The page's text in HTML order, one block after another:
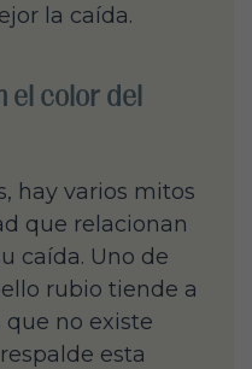
la caída.
el color del
hay varios mitos
que relacionan
caída. Uno de
rubio tiende a
que no existe
esta